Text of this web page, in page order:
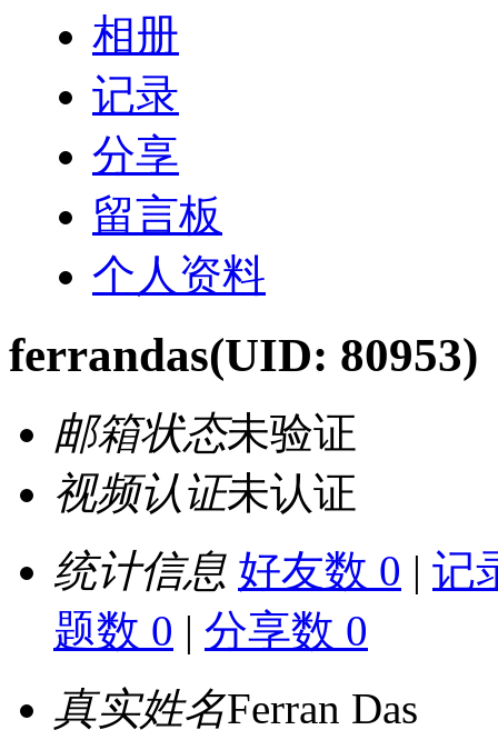
相册
记录
分享
留言板
个人资料
ferrandas(UID: 80953)
邮箱状态未验证
视频认证未认证
统计信息 好友数 0 | 记
题数 0 | 分享数 0
真实姓名Ferran Das